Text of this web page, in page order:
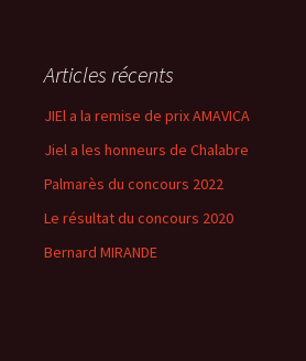
Articles récents
JIEl a la remise de prix AMAVICA
Jiel a les honneurs de Chalabre
Palmarès du concours 2022
Le résultat du concours 2020
Bernard MIRANDE